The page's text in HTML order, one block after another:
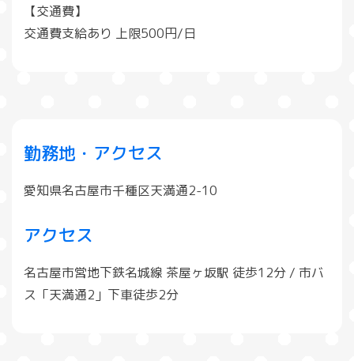
【交通費】
交通費支給あり 上限500円/日
勤務地・アクセス
愛知県名古屋市千種区天満通2-10
アクセス
名古屋市営地下鉄名城線 茶屋ヶ坂駅 徒歩12分 / 市バ
ス「天満通2」下車徒歩2分